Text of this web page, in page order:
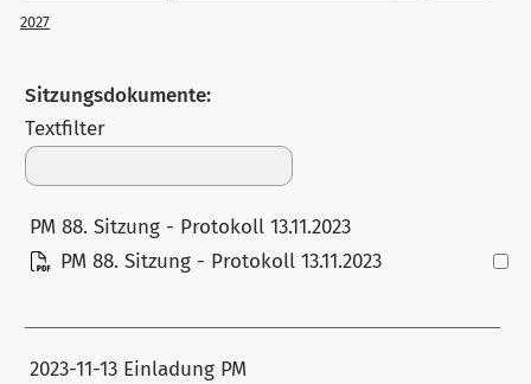
2027
Sitzungsdokumente:
Textfilter
PM 88. Sitzung - Protokoll 13.11.2023
PM 88. Sitzung - Protokoll 13.11.2023
2023-11-13 Einladung PM